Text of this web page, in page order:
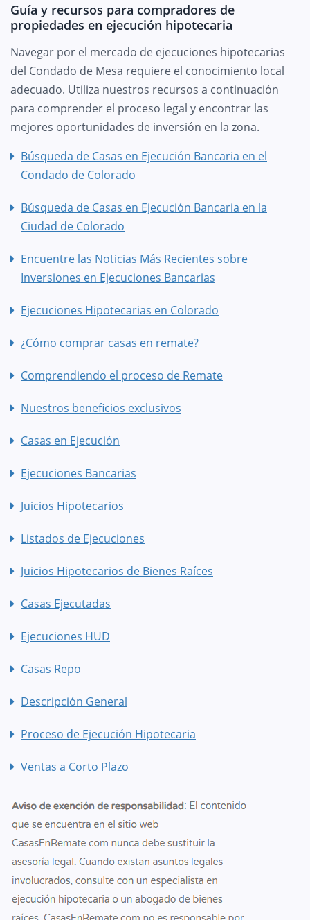
Guía y recursos para compradores de
propiedades en ejecución hipotecaria
Navegar por el mercado de ejecuciones hipotecarias
del Condado de Mesa requiere el conocimiento local
adecuado. Utiliza nuestros recursos a continuación
para comprender el proceso legal y encontrar las
mejores oportunidades de inversión en la zona.
Búsqueda de Casas en Ejecución Bancaria en el
Condado de Colorado
Búsqueda de Casas en Ejecución Bancaria en la
Ciudad de Colorado
Encuentre las Noticias Más Recientes sobre
Inversiones en Ejecuciones Bancarias
Ejecuciones Hipotecarias en Colorado
¿Cómo comprar casas en remate?
Comprendiendo el proceso de Remate
Nuestros beneficios exclusivos
Casas en Ejecución
Ejecuciones Bancarias
Juicios Hipotecarios
Listados de Ejecuciones
Juicios Hipotecarios de Bienes Raíces
Casas Ejecutadas
Ejecuciones HUD
Casas Repo
Descripción General
Proceso de Ejecución Hipotecaria
Ventas a Corto Plazo